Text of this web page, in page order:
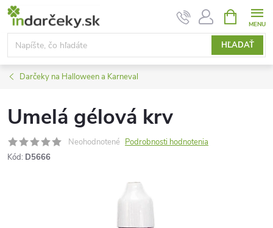
Prejsť
obsah
HĽADAŤ
KOŠÍK
Darčeky na Halloween a Karneval
Umelá gélová krv
Neohodnotené Podrobnosti hodnotenia
Kód: D5666